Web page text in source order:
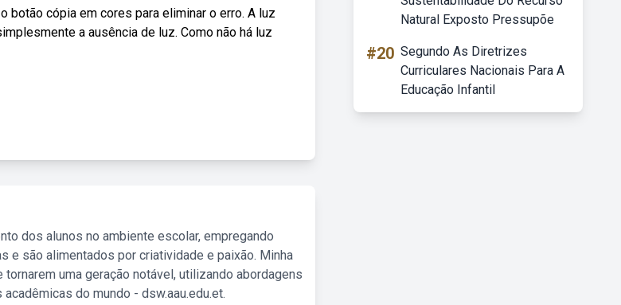
botão cópia em cores para eliminar o erro. A luz
a ausência de luz. Como não há luz
dos alunos no ambiente escolar, empregando
e são alimentados por criatividade e paixão. Minha
uma geração notável, utilizando abordagens
do mundo - dsw.aau.edu.et.
Natural Exposto Pressupõe
#20 Segundo As Diretrizes
Curriculares Nacionais Para A
Educação Infantil